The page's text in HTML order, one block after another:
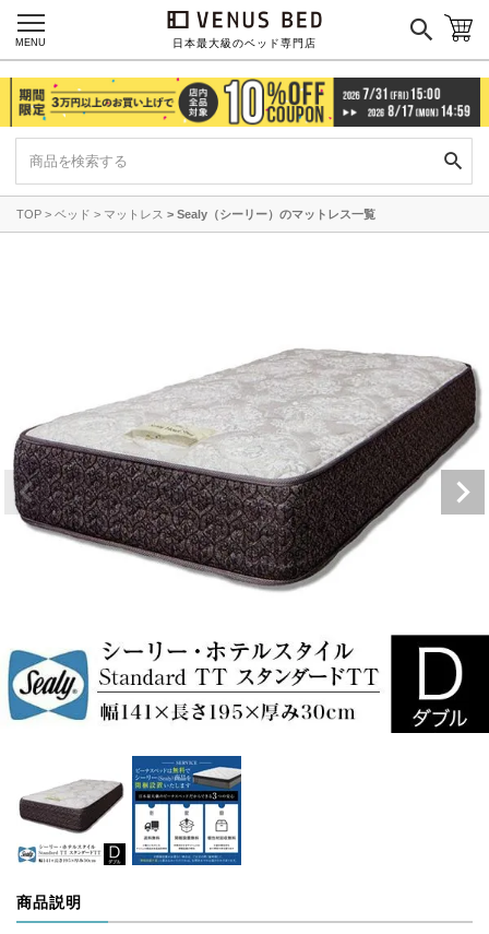
日本最大級のベッド専門店
MENU
TOP ベッド マットレス Sealy（シーリー）のマットレス一覧
商品説明